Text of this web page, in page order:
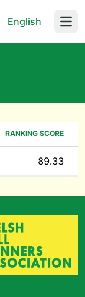
English
RANKING SCORE
89.33